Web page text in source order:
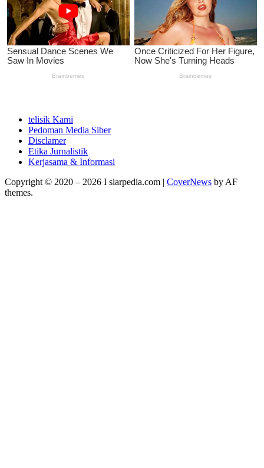
telisik Kami
Pedoman Media Siber
Disclamer
Etika Jurnalistik
Kerjasama & Informasi
Copyright © 2020 – 2026 I siarpedia.com | CoverNews by AF
themes.